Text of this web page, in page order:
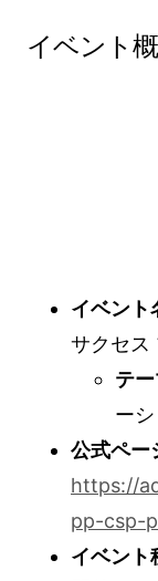
イベント
イベント
サクセス
テー
ー
公式ペー
https://
pp-csp-
イベント